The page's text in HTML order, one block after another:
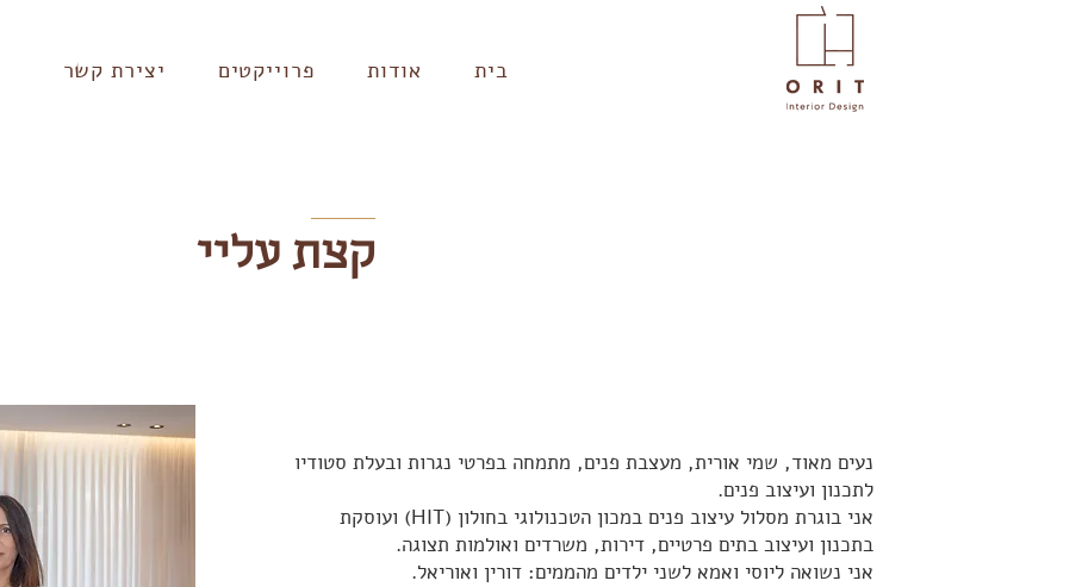
בית אודות פרוייקטים יצירת קשר
קצת עליי
נעים מאוד, שמי אורית, מעצבת פנים, מתמחה בפרטי נגרות ובעלת סטודיו
לתכנון ועיצוב פנים.
אני בוגרת מסלול עיצוב פנים במכון הטכנולוגי בחולון (HIT) ועוסקת
בתכנון ועיצוב בתים פרטיים, דירות, משרדים ואולמות תצוגה.
אני נשואה ליוסי ואמא לשני ילדים מהממים: דורין ואוריאל.